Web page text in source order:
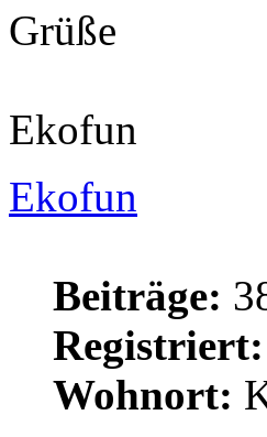
Grüße
Ekofun
Ekofun
Beiträge:
Registriert:
Wohnort: